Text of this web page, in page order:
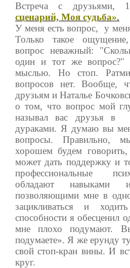
Встреча с друзьями,
сценарий, Моя судьба».
У меня есть вопрос, у
Только такое
вопрос неважный:
один и тот же вопрос?"
мыслью. Но стоп.
вопросов нет. Вообще,
друзьям и Наталье
о том, что вопрос мой
называл вас друзья
дураками. Я думаю вы
вопросы. Правильно,
хорошем будем
может дать поддержку и
профессиональные
обладают навыками и
позволяющими мне в
зацикливаться и
способности я обесценил
мне плохо подумают.
подумаете». Я же ерунду
свой стоп-кран вины. И
круг.